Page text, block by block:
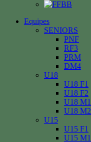
Equipes
SENIORS
PNF
RF3
PRM
DM4
U18
U18 F1
U18 F2
U18 M1
U18 M2
U15
U15 F1
U15 M1